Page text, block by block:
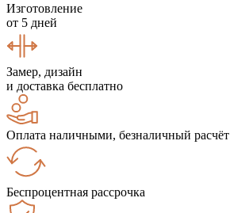
Изготовление
от 5 дней
Замер, дизайн
и доставка бесплатно
Оплата наличными, безналичный расчёт
Беспроцентная рассрочка